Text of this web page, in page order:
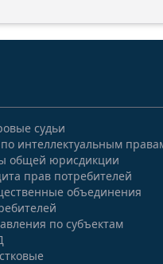
судьи
интеллектуальным
общей юрисдикции
прав потребителей
объединения
по субъектам